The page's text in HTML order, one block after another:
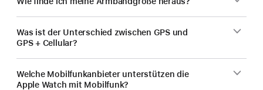
Was ist der Unterschied zwischen GPS und
GPS + Cellular?
Welche Mobilfunk­anbieter unterstützen die
Apple Watch mit Mobilfunk?